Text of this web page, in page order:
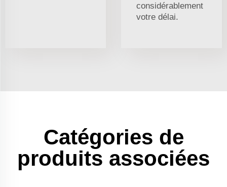
considérablement
votre délai.
Catégories de
produits associées